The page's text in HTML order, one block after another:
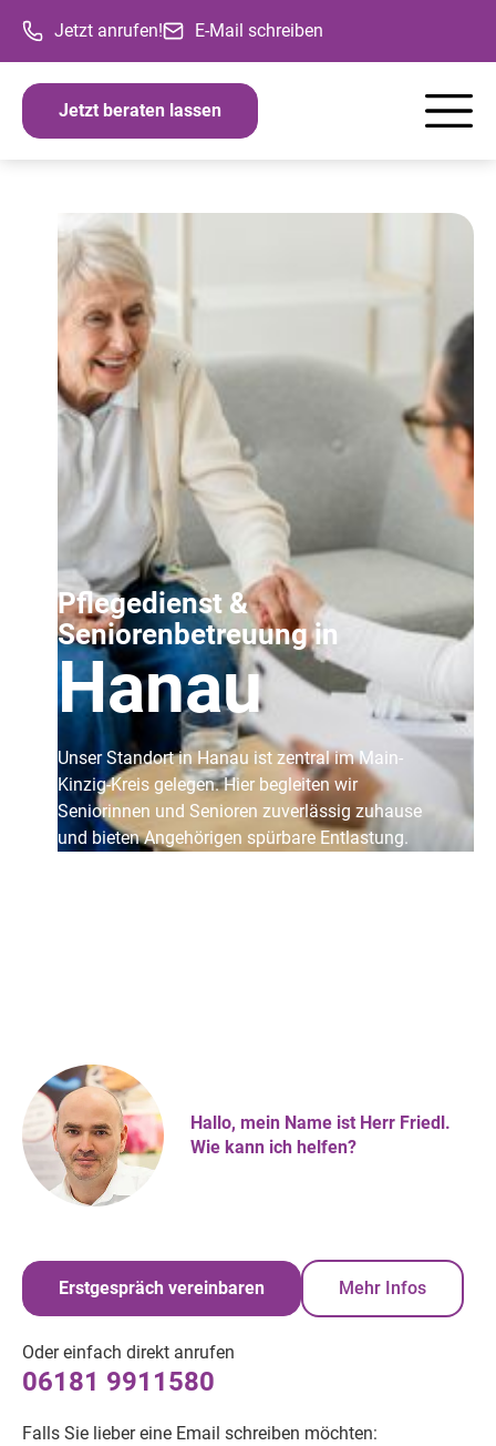
Jetzt anrufen! E-Mail schreiben
Jetzt beraten lassen
Pflegedienst &
Seniorenbetreuung in
Hanau
Unser Standort in Hanau ist zentral im Main-
Kinzig-Kreis gelegen. Hier begleiten wir
Seniorinnen und Senioren zuverlässig zuhause
und bieten Angehörigen spürbare Entlastung.
Hallo, mein Name ist Herr Friedl.
Wie kann ich helfen?
Erstgespräch vereinbaren Mehr Infos
Oder einfach direkt anrufen
06181 9911580
Falls Sie lieber eine Email schreiben möchten: